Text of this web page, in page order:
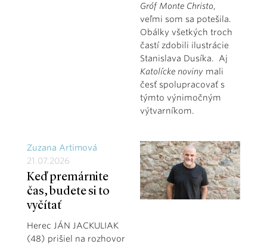
Gróf Monte Christo,
veľmi som sa potešila.
Obálky všetkých troch
častí zdobili ilustrácie
Stanislava Dusíka. Aj
Katolícke noviny mali
česť spolupracovať s
týmto výnimočným
výtvarníkom.
Zuzana Artimová
21.07.2026
Keď premárnite
čas, budete si to
vyčítať
Herec JÁN JACKULIAK
(48) prišiel na rozhovor